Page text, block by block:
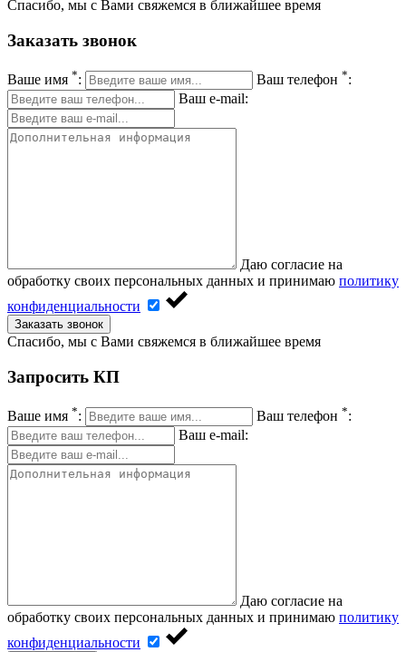
Спасибо, мы с Вами свяжемся в ближайшее время
Заказать звонок
Ваше имя *: Ваш телефон *:
Ваш e-mail:
Даю согласие на
обработку своих персональных данных и принимаю политику
конфиденциальности
Заказать звонок
Спасибо, мы с Вами свяжемся в ближайшее время
Запросить КП
Ваше имя *: Ваш телефон *:
Ваш e-mail:
Даю согласие на
обработку своих персональных данных и принимаю политику
конфиденциальности